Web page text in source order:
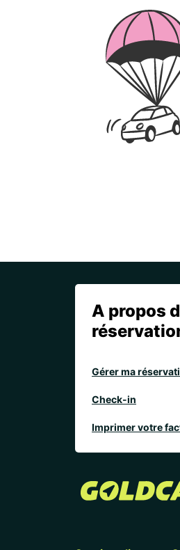
A propos
Gérer ma
Check-in
Imprimer votre